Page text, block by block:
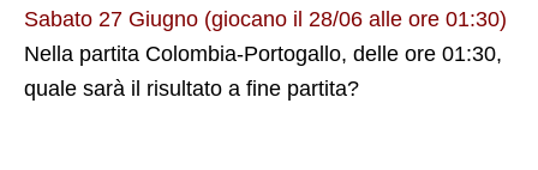
Sabato 27 Giugno (giocano il 28/06 alle ore 01:30)
Nella partita Colombia-Portogallo, delle ore 01:30,
quale sarà il risultato a fine partita?